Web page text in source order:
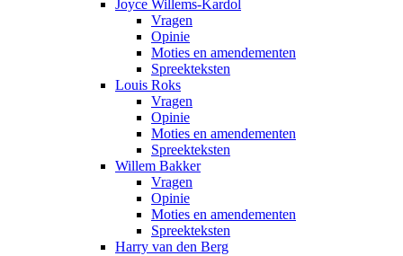
Joyce Willems-Kardol
Vragen
Opinie
Moties en amendementen
Spreekteksten
Louis Roks
Vragen
Opinie
Moties en amendementen
Spreekteksten
Willem Bakker
Vragen
Opinie
Moties en amendementen
Spreekteksten
Harry van den Berg